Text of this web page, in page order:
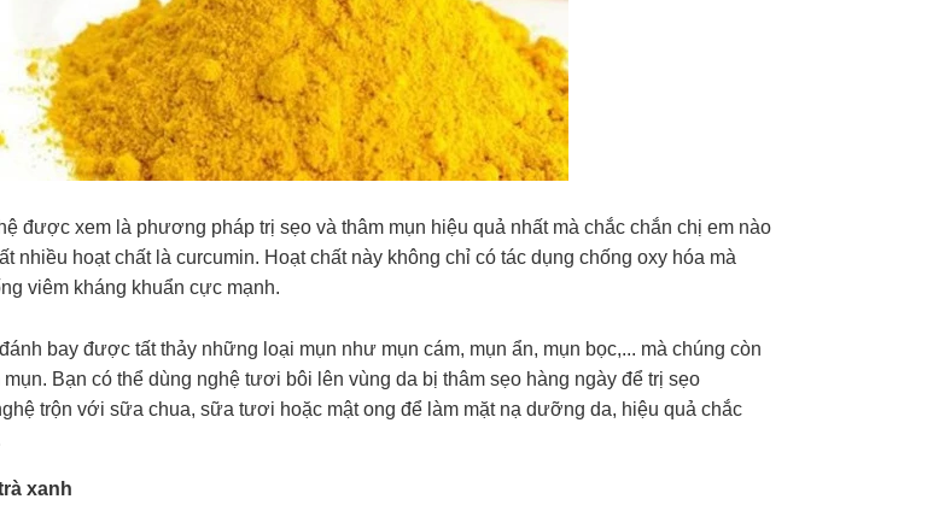
được xem là phương pháp trị sẹo và thâm mụn hiệu quả nhất mà chắc chắn chị em nào
nhiều hoạt chất là curcumin. Hoạt chất này không chỉ có tác dụng chống oxy hóa mà
viêm kháng khuẩn cực mạnh.
bay được tất thảy những loại mụn như mụn cám, mụn ẩn, mụn bọc,... mà chúng còn
Bạn có thể dùng nghệ tươi bôi lên vùng da bị thâm sẹo hàng ngày để trị sẹo
trộn với sữa chua, sữa tươi hoặc mật ong để làm mặt nạ dưỡng da, hiệu quả chắc
xanh